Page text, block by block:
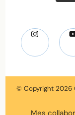
© Copyright 2026
Mes